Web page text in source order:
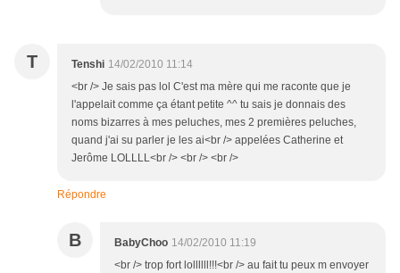
T Tenshi 14/02/2010 11:14
<br /> Je sais pas lol C'est ma mère qui me raconte que je
l'appelait comme ça étant petite ^^ tu sais je donnais des
noms bizarres à mes peluches, mes 2 premières peluches,
quand j'ai su parler je les ai<br /> appelées Catherine et
Jerôme LOLLLL<br /> <br /> <br />
Répondre
B BabyChoo 14/02/2010 11:19
<br /> trop fort lollllll!!!<br /> au fait tu peux m envoyer